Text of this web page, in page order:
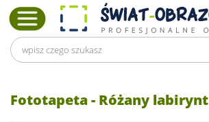
Fototapeta - Różany labirynt